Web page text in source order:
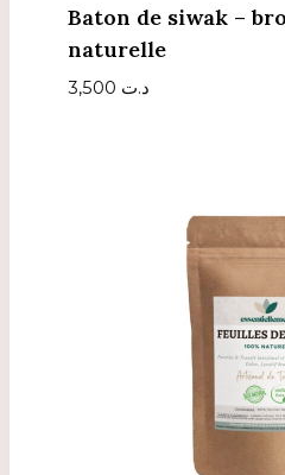
Baton de siwak –
naturelle
د.ت